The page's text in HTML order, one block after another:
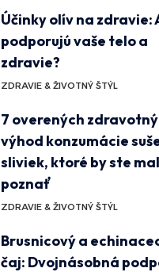
Účinky olív na zdravie:
podporujú vaše telo a
zdravie?
ZDRAVIE & ŽIVOTNÝ ŠTÝL
7 overených
výhod konzumácie
sliviek, ktoré by ste
poznať
ZDRAVIE & ŽIVOTNÝ ŠTÝL
Brusnicový a
čaj: Dvojnásobná